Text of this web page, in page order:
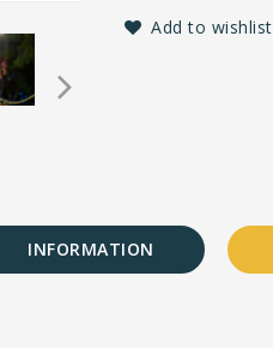
Add to wishlist
INFORMATION